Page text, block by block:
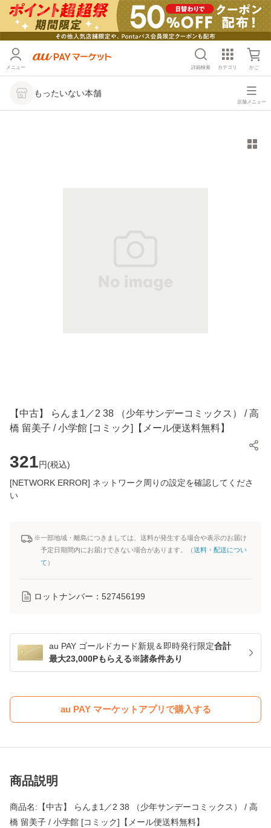
メニュー 詳細検索 カテゴリ かご
もったいない本舗
店舗メニュー
【中古】 らんま1／2 38 （少年サンデーコミックス） / 高
橋 留美子 / 小学館 [コミック]【メール便送料無料】
321円(税込)
[NETWORK ERROR] ネットワーク周りの設定を確認してくださ
い
※一部地域・離島につきましては、送料が発生する場合や表示のお届け
予定日期間内にお届けできない場合があります。（送料・配送につい
て ）
ロットナンバー： 527456199
au PAY ゴールドカード新規＆即時発行限定合計
最大23,000Pもらえる※諸条件あり
au PAY マーケットアプリで購入する
商品説明
商品名:【中古】 らんま1／2 38 （少年サンデーコミックス） / 高
橋 留美子 / 小学館 [コミック]【メール便送料無料】